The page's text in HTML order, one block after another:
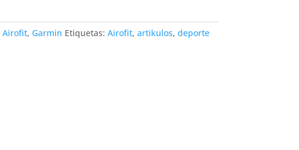
Airofit, Garmin Etiquetas: Airofit, artikulos, deporte